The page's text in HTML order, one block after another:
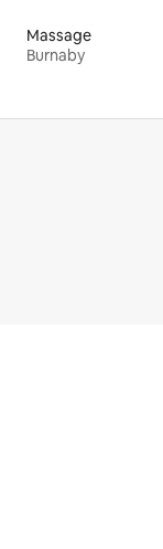
Massage
Burnaby